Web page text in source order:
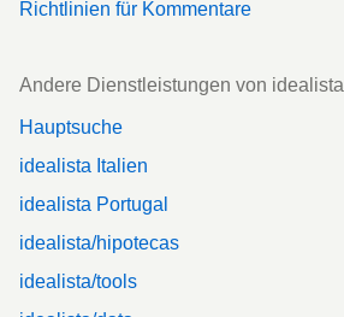
Richtlinien für Kommentare
Andere Dienstleistungen von idealista
Hauptsuche
idealista Italien
idealista Portugal
idealista/hipotecas
idealista/tools